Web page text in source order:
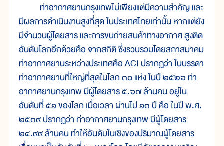
ท่าอากาศยานกรุงเทพไม่เพียงแต่มีความสำคัญ และ
มีผลการดำเนินงานสูงที่สุด ในประเทศไทยเท่านั้น หากแต่ยัง
มีจำนวนผู้โดยสาร และการขนถ่ายสินค้าทางอากาศ สูงติด
อันดับโลกอีกด้วยคือ จากสถิติ ซึ่งรวบรวมโดยสภาสมาคม
ท่าอากาศยานระหว่างประเทศคือ ACI ปรากฏว่า ในบรรดา
ท่าอากาศยานที่ใหญ่ที่สุดในโลก ๓๐ แห่ง ในปี ๒๕๒๖ ท่า
อากาศยานกรุงเทพ มีผู้โดยสาร ๕.๖๗ ล้านคน อยู่ใน
อันดับที่ ๕๑ ของโลก เมื่อเวลา ผ่านไป ๑๓ ปี คือ ในปี พ.ศ.
๒๕๓๙ ปรากฏว่า ท่าอากาศยานกรุงเทพ มีผู้โดยสาร
๒๔.๙๙ ล้านคน ทำให้อันดับในเชิงของปริมาณผู้โดยสาร